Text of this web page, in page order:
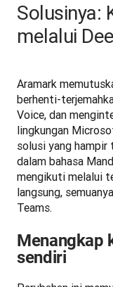
Solusinya:
melalui
Aramark
berhenti-
Voice, dan
lingkungan
solusi yang
dalam bahasa
mengikuti melalui
langsung,
Teams.
Menangkap
sendiri